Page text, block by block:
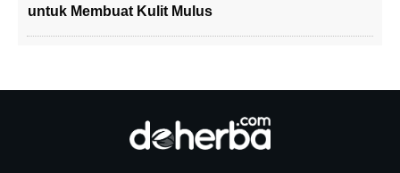
untuk Membuat Kulit Mulus